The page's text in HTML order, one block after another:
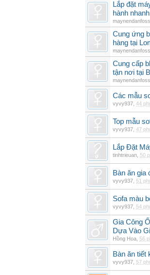
Lắp đặt
hành
maynendanfoss
Cung ứng
hàng tại
maynendanfoss
Cung cấp
tận nơi tại
maynendanfoss
Các mẫu
vyvy937 44
Top mẫu
vyvy937 47
Lắp Đặt
tinhtrieuan 50
Bàn ăn gia
vyvy937 51
Sofa màu
vyvy937 54
Gia Công
Dựa Vào
Hồng Hoa 56
Bàn ăn tiết
vyvy937 57